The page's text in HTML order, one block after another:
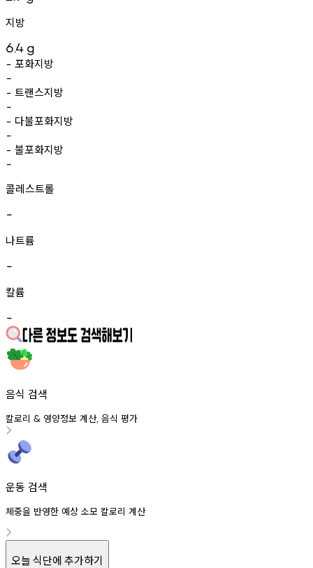
지방
6.4 g
- 포화지방
-
- 트랜스지방
-
- 다불포화지방
-
- 불포화지방
-
콜레스트롤
-
나트륨
-
칼륨
-
음식 검색
칼로리 & 영양정보 계산, 음식 평가
운동 검색
체중을 반영한 예상 소모 칼로리 계산
오늘 식단에 추가하기